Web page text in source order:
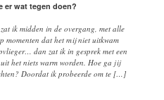
er wat tegen doen?
ik midden in de overgang, met alle
momenten dat het mij niet uitkwam
dan zat ik in gesprek met een
het niets warm worden. Hoe ga jij
Doordat ik probeerde om te […]